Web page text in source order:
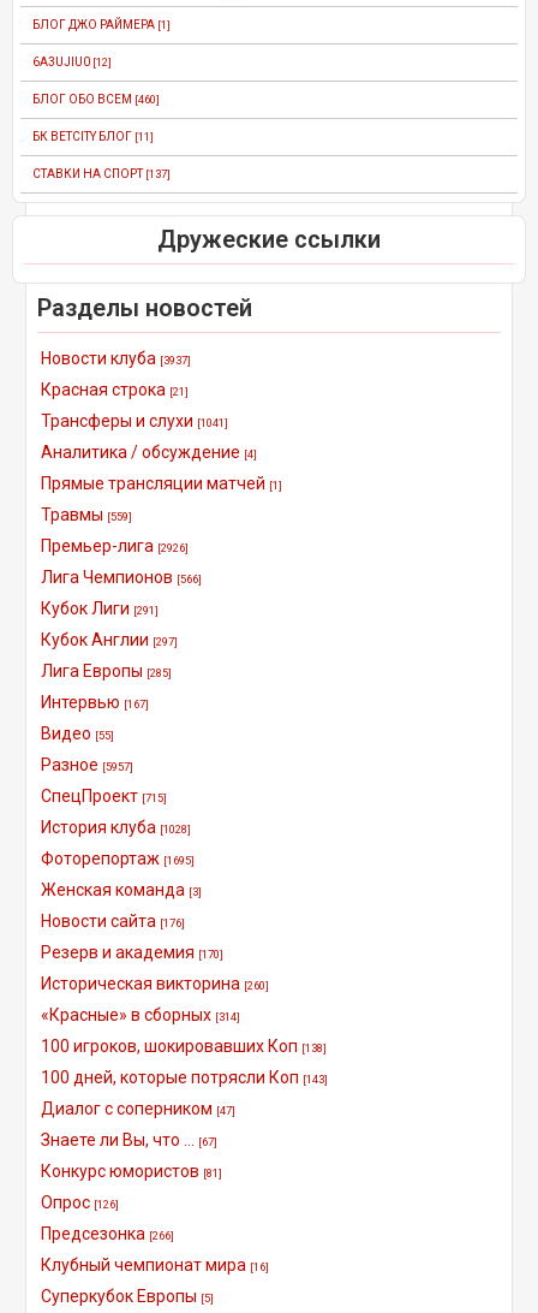
БЛОГ ДЖО РАЙМЕРА [1]
6A3UJIU0 [12]
БЛОГ ОБО ВСЕМ [460]
БК BETCITY БЛОГ [11]
СТАВКИ НА СПОРТ [137]
Дружеские ссылки
Разделы новостей
Новости клуба [3937]
Красная строка [21]
Трансферы и слухи [1041]
Аналитика / обсуждение [4]
Прямые трансляции матчей [1]
Травмы [559]
Премьер-лига [2926]
Лига Чемпионов [566]
Кубок Лиги [291]
Кубок Англии [297]
Лига Европы [285]
Интервью [167]
Видео [55]
Разное [5957]
СпецПроект [715]
История клуба [1028]
Фоторепортаж [1695]
Женская команда [3]
Новости сайта [176]
Резерв и академия [170]
Историческая викторина [260]
«Красные» в сборных [314]
100 игроков, шокировавших Коп [138]
100 дней, которые потрясли Коп [143]
Диалог с соперником [47]
Знаете ли Вы, что ... [67]
Конкурс юмористов [81]
Опрос [126]
Предсезонка [266]
Клубный чемпионат мира [16]
Суперкубок Европы [5]